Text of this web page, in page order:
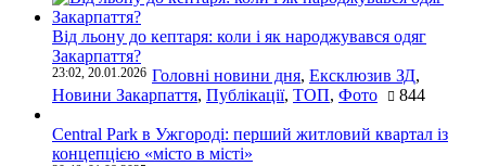
Від льону до кептаря: коли і як народжувався одяг
Закарпаття?
23:02, 20.01.2026 Головні новини дня, Ексклюзив ЗД,
Новини Закарпаття, Публікації, ТОП, Фото 844
Central Park в Ужгороді: перший житловий квартал із
концепцією «місто в місті»